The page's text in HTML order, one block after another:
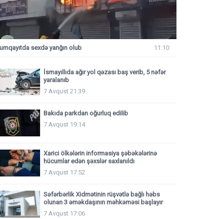
sexdə yanğın olub 11:10
İsmayıllıda ağır yol qəzası baş verib, 5 nəfər
yaralanıb
7 Avqust 21:39
Bakıda parkdan oğurluq edilib
7 Avqust 19:14
Xarici ölkələrin informasiya şəbəkələrinə
hücumlar edən şəxslər saxlanıldı
7 Avqust 17:52
Səfərbərlik Xidmətinin rüşvətlə bağlı həbs
olunan 3 əməkdaşının məhkəməsi başlayır
7 Avqust 17:06